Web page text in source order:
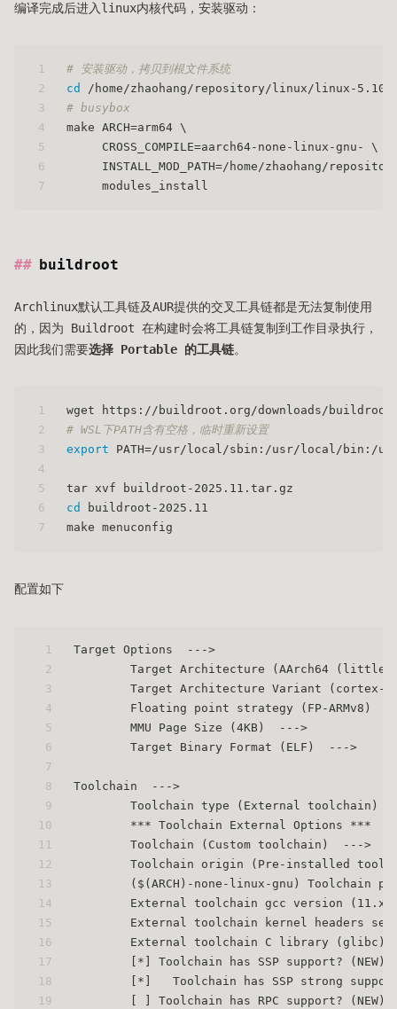
编译完成后进入linux内核代码，安装驱动：
1
2
3
4
5
6
7
# 安装驱动，拷贝到根文件系统
cd
/home/zhaohang/repository/linux/linux-
# busybox
make ARCH=arm64 \
     CROSS_COMPILE=aarch64-none-linux-gnu- \
INSTALL_MOD_PATH=/home/zhaohang/
     modules_install
buildroot
Archlinux默认工具链及AUR提供的交叉工具链都是无法复制使用
的，因为 Buildroot 在构建时会将工具链复制到工作目录执行，
因此我们需要选择 Portable 的工具链。
1
2
3
4
5
6
7
wget https://buildroot.org/downloads/
# WSL下PATH含有空格，临时重新设置
export PATH=/usr/local/sbin:/usr/local/bin:/
tar xvf buildroot-2025.11.tar.gz
cd
buildroot-2025.11
make menuconfig
配置如下
1
2
3
4
5
6
7
8
9
10
11
12
13
14
15
16
17
18
19
Target Options  --->
Target Architecture (AArch64 (little
Target Architecture Variant (cortex-
Floating point strategy (FP-ARMv8)
MMU Page Size (4KB)  --->
Target Binary Format (ELF)  --->
Toolchain  --->
Toolchain type (External toolchain)
  	*** Toolchain External Options ***
	Toolchain (Custom toolchain)  --->
Toolchain origin (Pre-installed
($(ARCH)-none-linux-gnu) Toolchain
External toolchain gcc version (11.x)
External toolchain kernel headers
External toolchain C library (glibc)
	[*] Toolchain has SSP support? (NEW)
[*]   Toolchain has SSP strong
	[ ] Toolchain has RPC support? (NEW)